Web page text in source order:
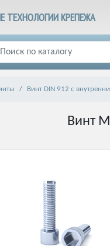
ТЕХНОЛОГИИ КРЕПЕЖА
Винт DIN 912 с
Винт